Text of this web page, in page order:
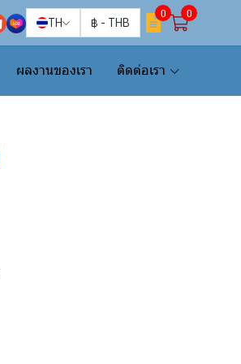
TH ฿ - THB
0 0
ผลงานของเรา ติดต่อเรา